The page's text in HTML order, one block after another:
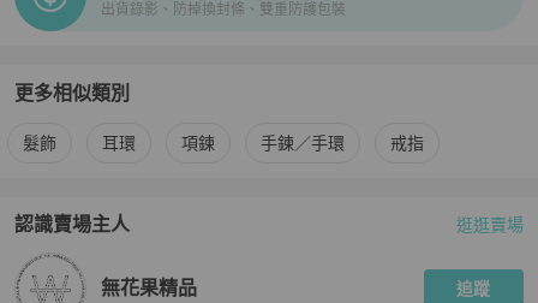
出貨錄影、防掉換封條、雙重防護包裝
更多相似類別
更多Celine 女士配件 相似商品推薦
髮飾 耳環 項鍊 手鍊／手環 戒指
認識賣場主人
PopChill 拍拍圈嚴選賣家
逛逛賣場
無花果精品 追蹤